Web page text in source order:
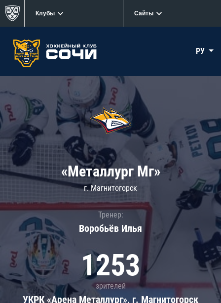
Клубы Сайты
РУ
«Металлург Мг»
г. Магнитогорск
Тренер:
Воробьёв Илья
1253
зрителей
УКРК «Арена Металлург», г. Магнитогорск